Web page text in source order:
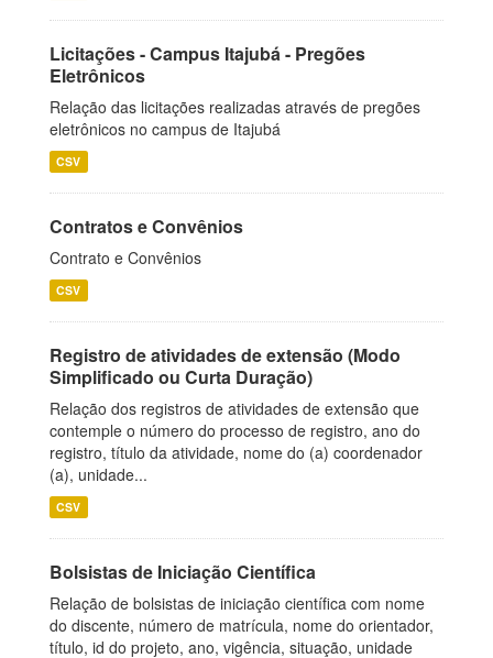
Licitações - Campus Itajubá - Pregões
Eletrônicos
Relação das licitações realizadas através de pregões
eletrônicos no campus de Itajubá
CSV
Contratos e Convênios
Contrato e Convênios
CSV
Registro de atividades de extensão (Modo
Simplificado ou Curta Duração)
Relação dos registros de atividades de extensão que
contemple o número do processo de registro, ano do
registro, título da atividade, nome do (a) coordenador
(a), unidade...
CSV
Bolsistas de Iniciação Científica
Relação de bolsistas de iniciação científica com nome
do discente, número de matrícula, nome do orientador,
título, id do projeto, ano, vigência, situação, unidade